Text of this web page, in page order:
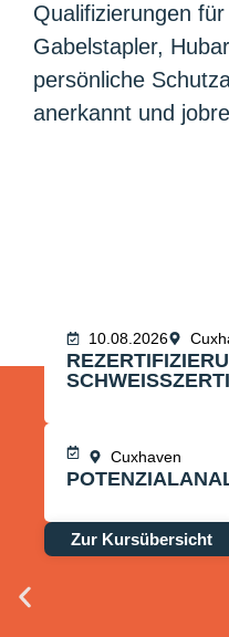
Qualifizierungen
Gabelstapler,
persönliche
anerkannt und
10.08.2026
Cuxhaven
Zur Kursübersicht